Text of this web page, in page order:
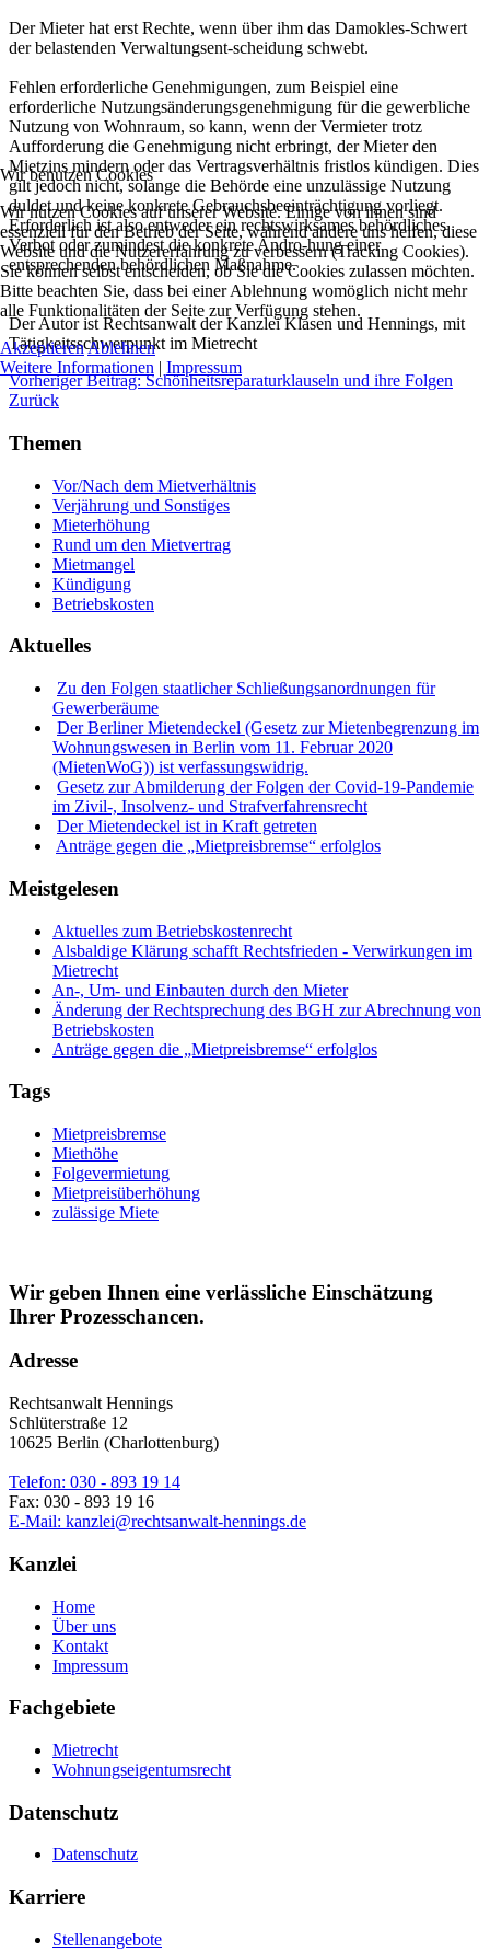
Der Mieter hat erst Rechte, wenn über ihm das Damokles-Schwert
der belastenden Verwaltungsent-scheidung schwebt.
Fehlen erforderliche Genehmigungen, zum Beispiel eine
erforderliche Nutzungsänderungsgenehmigung für die gewerbliche
Nutzung von Wohnraum, so kann, wenn der Vermieter trotz
Aufforderung die Genehmigung nicht erbringt, der Mieter den
Mietzins mindern oder das Vertragsverhältnis fristlos kündigen. Dies
gilt jedoch nicht, solange die Behörde eine unzulässige Nutzung
duldet und keine konkrete Gebrauchsbeeinträchtigung vorliegt.
Erforderlich ist also entweder ein rechtswirksames behördliches
Verbot oder zumindest die konkrete Andro-hung einer
entsprechenden behördlichen Maßnahme.
Der Autor ist Rechtsanwalt der Kanzlei Klasen und Hennings, mit
Tätigkeitsschwerpunkt im Mietrecht
Vorheriger Beitrag: Schönheitsreparaturklauseln und ihre Folgen
Zurück
Themen
Vor/Nach dem Mietverhältnis
Verjährung und Sonstiges
Mieterhöhung
Rund um den Mietvertrag
Mietmangel
Kündigung
Betriebskosten
Aktuelles
Zu den Folgen staatlicher Schließungsanordnungen für
Gewerberäume
Der Berliner Mietendeckel (Gesetz zur Mietenbegrenzung im
Wohnungswesen in Berlin vom 11. Februar 2020
(MietenWoG)) ist verfassungswidrig.
Gesetz zur Abmilderung der Folgen der Covid-19-Pandemie
im Zivil-, Insolvenz- und Strafverfahrensrecht
Der Mietendeckel ist in Kraft getreten
Anträge gegen die „Mietpreisbremse“ erfolglos
Meistgelesen
Aktuelles zum Betriebskostenrecht
Alsbaldige Klärung schafft Rechtsfrieden - Verwirkungen im
Mietrecht
An-, Um- und Einbauten durch den Mieter
Änderung der Rechtsprechung des BGH zur Abrechnung von
Betriebskosten
Anträge gegen die „Mietpreisbremse“ erfolglos
Tags
Mietpreisbremse
Miethöhe
Folgevermietung
Mietpreisüberhöhung
zulässige Miete
Wir geben Ihnen eine verlässliche Einschätzung
Ihrer Prozesschancen.
Adresse
Rechtsanwalt Hennings
Schlüterstraße 12
10625 Berlin (Charlottenburg)
Telefon: 030 - 893 19 14
Fax: 030 - 893 19 16
E-Mail: kanzlei@rechtsanwalt-hennings.de
Kanzlei
Home
Über uns
Kontakt
Impressum
Fachgebiete
Mietrecht
Wohnungseigentumsrecht
Datenschutz
Datenschutz
Karriere
Stellenangebote
Wir benutzen Cookies
Wir nutzen Cookies auf unserer Website. Einige von ihnen sind
essenziell für den Betrieb der Seite, während andere uns helfen, diese
Website und die Nutzererfahrung zu verbessern (Tracking Cookies).
Sie können selbst entscheiden, ob Sie die Cookies zulassen möchten.
Bitte beachten Sie, dass bei einer Ablehnung womöglich nicht mehr
alle Funktionalitäten der Seite zur Verfügung stehen.
AkzeptierenAblehnen
Weitere Informationen | Impressum